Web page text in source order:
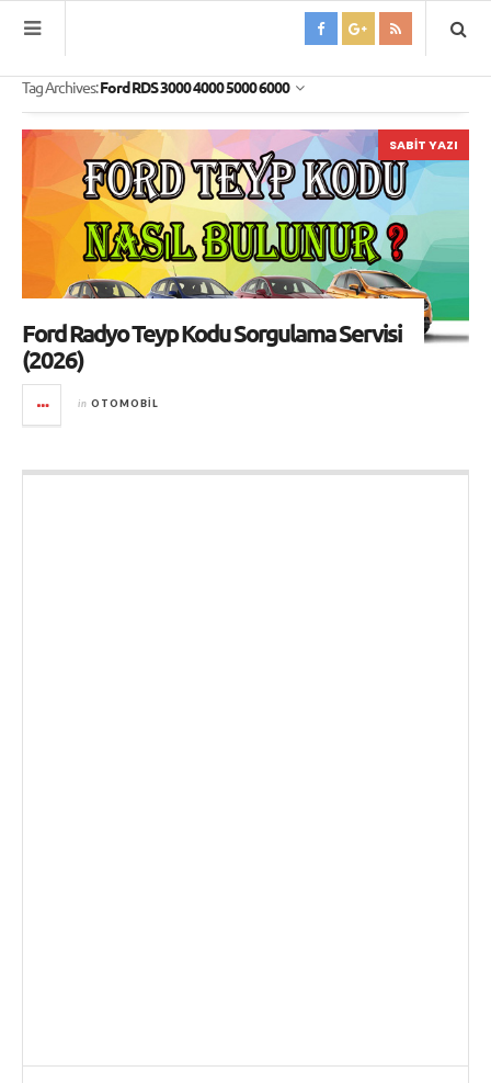
Tag Archives:Ford RDS 3000 4000 5000 6000
SABIT YAZI
Ford Radyo Teyp Kodu Sorgulama Servisi
(2026)
in OTOMOBIL